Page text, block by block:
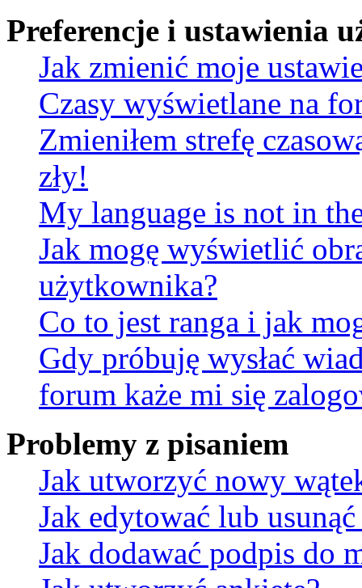
Preferencje i ustawienia
Jak zmienić moje
Czasy wyświetlane na
Zmieniłem strefę
zły!
My language is not in
Jak mogę wyświetlić
użytkownika?
Co to jest ranga i jak
Gdy próbuję wysłać
forum każe mi się
Problemy z pisaniem
Jak utworzyć nowy
Jak edytować lub usunąć
Jak dodawać podpis do